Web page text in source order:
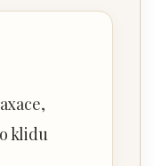
klidu